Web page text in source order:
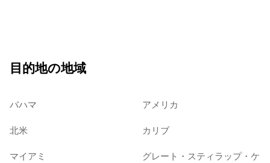
目的地の地域
バハマ アメリカ
北米 カリブ
マイアミ
グレート・スティラップ・ケ